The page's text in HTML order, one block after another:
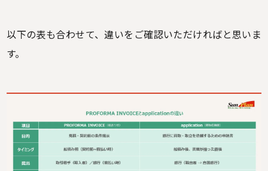
以下の表も合わせて、違いをご確認いただければと思いま
す。